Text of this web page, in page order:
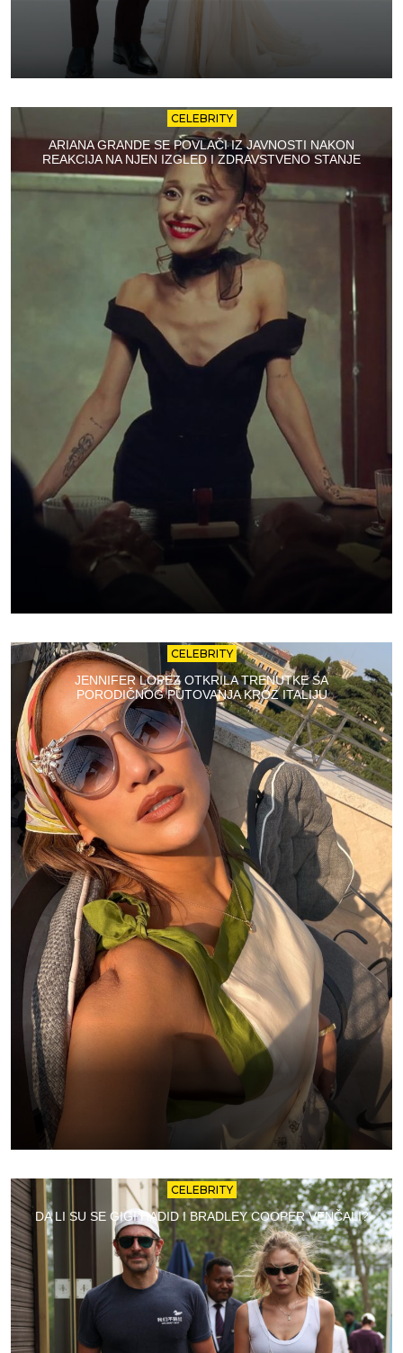
CELEBRITY
ARIANA GRANDE SE POVLAČI IZ JAVNOSTI NAKON
REAKCIJA NA NJEN IZGLED I ZDRAVSTVENO STANJE
CELEBRITY
JENNIFER LOPEZ OTKRILA TRENUTKE SA
PORODIČNOG PUTOVANJA KROZ ITALIJU
CELEBRITY
DA LI SU SE GIGI HADID I BRADLEY COOPER VENČALI?